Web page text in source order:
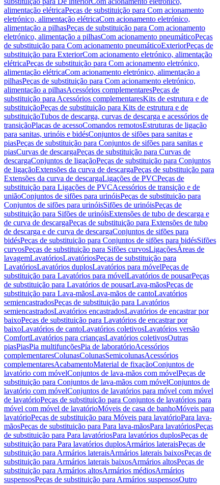
alimentação elétricaPeças de substituição para Com acionamento
eletrónico, alimentação elétricaCom acionamento eletrónico,
alimentação a pilhasPeças de substituição para Com acionamento
eletrónico, alimentação a pilhasCom acionamento pneumáticoPeças
de substituição para Com acionamento pneumáticoExteriorPeças de
substituição para ExteriorCom acionamento eletrónico, alimentação
elétricaPeças de substituição para Com acionamento eletrónico,
alimentação elétricaCom acionamento eletrónico, alimentação a
pilhasPeças de substituição para Com acionamento eletrónico,
alimentação a pilhasAcessórios complementaresPeças de
substituição para Acessórios complementaresKits de estrutura e de
substituiçãoPeças de substituição para Kits de estrutura e de
substituiçãoTubos de descarga, curvas de descarga e acessórios de
transiçãoPlacas de acessoComandos remotosEstruturas de ligação
para sanitas, urinóis e bidésConjuntos de sifões para sanitas e
piasPeças de substituição para Conjuntos de sifões para sanitas e
piasCurvas de descargaPeças de substituição para Curvas de
descargaConjuntos de ligaçãoPeças de substituição para Conjuntos
de ligaçãoExtensões da curva de descargaPeças de substituição para
Extensões da curva de descargaLigações de PVCPeças de
substituição para Ligações de PVCAcessórios de transição e de
uniãoConjuntos de sifões para urinóisPeças de substituição para
Conjuntos de sifões para urinóisSifões de urinóisPeças de
substituição para Sifões de urinóisExtensões de tubo de descarga e
de curva de descargaPeças de substituição para Extensões de tubo
de descarga e de curva de descargaConjuntos de sifões para
bidésPeças de substituição para Conjuntos de sifões para bidésSifões
curvosPeças de substituição para Sifões curvosLigaçõesÁreas de
lavagemLavatóriosLavatóriosPeças de substituição para
LavatóriosLavatórios duplosLavatórios para móvelPeças de
substituição para Lavatórios para móvelLavatórios de pousarPeças
de substituição para Lavatórios de pousarLava-mãosPeças de
substituição para Lava-mãosLava-mãos de cantoLavatórios
semiencastradosPeças de substituição para Lavatórios
semiencastradosLavatórios encastradosLavatórios de encastrar por
baixoPeças de substituição para Lavatórios de encastrar por
baixoLavatórios de cantoLavatórios coletivosLavatórios versão
ComfortLavatórios para criançasLavatórios coletivosOutras
piasPiasPia multifunçõesPia de laboratórioAcessórios
complementaresColunasColunasSemicolunasAcessórios
complementaresAcabamentoMaterial de fixaçãoConjuntos de
lavatório com móvelConjuntos de lava-mãos com móvelPeças de
substituição para Conjuntos de lava-mãos com móvelConjuntos de
lavatório com móvelConjuntos de lavatórios para móvel com móvel
de lavatórioPeças de substituição para Conjuntos de lavatórios para
móvel com móvel de lavatórioMóveis de casa de banhoMóveis para
lavatórioPeças de substituição para Móveis para lavatórioPara lava-
mãosPeças de substituição para Para lava-mãosPara lavatóriosPeças
de substituição para Para lavatóriosPara lavatórios duplosPeças de
substituição para Para lavatórios duplosArmários lateraisPeças de
substituição para Armários lateraisArmários laterais baixosPeças de
substituição para Armários laterais baixosArmários altosPeças de
substituição para Armários altosArmários médiosArmários
suspensosPeças de substituição para Armários suspensosOutro